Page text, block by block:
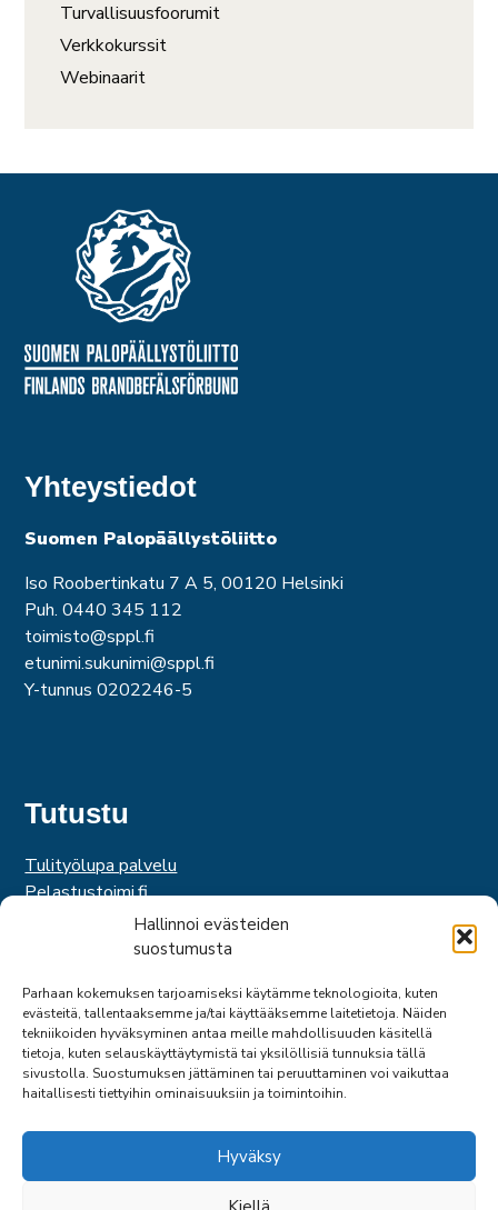
Hallinnoi evästeiden
suostumusta
Parhaan kokemuksen tarjoamiseksi käytämme teknologioita, kuten
evästeitä, tallentaaksemme ja/tai käyttääksemme laitetietoja. Näiden
tekniikoiden hyväksyminen antaa meille mahdollisuuden käsitellä
tietoja, kuten selauskäyttäytymistä tai yksilöllisiä tunnuksia tällä
sivustolla. Suostumuksen jättäminen tai peruuttaminen voi vaikuttaa
haitallisesti tiettyihin ominaisuuksiin ja toimintoihin.
Hyväksy
Turvallisuusfoorumit
Verkkokurssit
Webinaarit
Yhteystiedot
Suomen Palopäällystöliitto
Iso Roobertinkatu 7 A 5, 00120 Helsinki
Puh. 0440 345 112
toimisto@sppl.fi
etunimi.sukunimi@sppl.fi
Y-tunnus 0202246-5
Tutustu
Tulityölupa palvelu
Pelastustoimi.fi
Hätäkeskuslaitos
Palosuojelurahasto
Suomen Pelastusalan Keskusjärjestö
SPEK
Federation of EUropean Fire Officers